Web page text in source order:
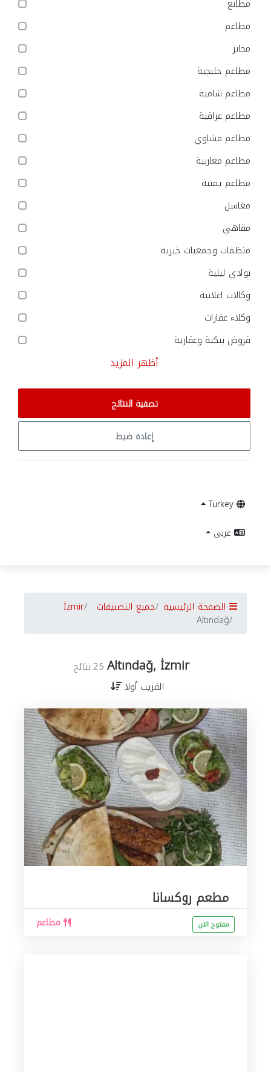
مطابع
مطاعم
مخابز
مطاعم خليجية
مطاعم شامية
مطاعم عراقية
مطاعم مشاوي
مطاعم مغاربية
مطاعم يمنية
مغاسل
مقاهي
منظمات وجمعيات خيرية
نوادي ليلية
وكالات اعلانية
وكلاء عقارات
قروض بنكية وعقارية
أظهر المزيد
تصفية النتائج
إعادة ضبط
Turkey
عربى
الصفحة الرئيسية جميع التصنيفات İzmir
Altındağ
Altındağ, İzmir 25 نتائج
القريب أولا
مطعم روكسانا
مطاعم مفتوح الان